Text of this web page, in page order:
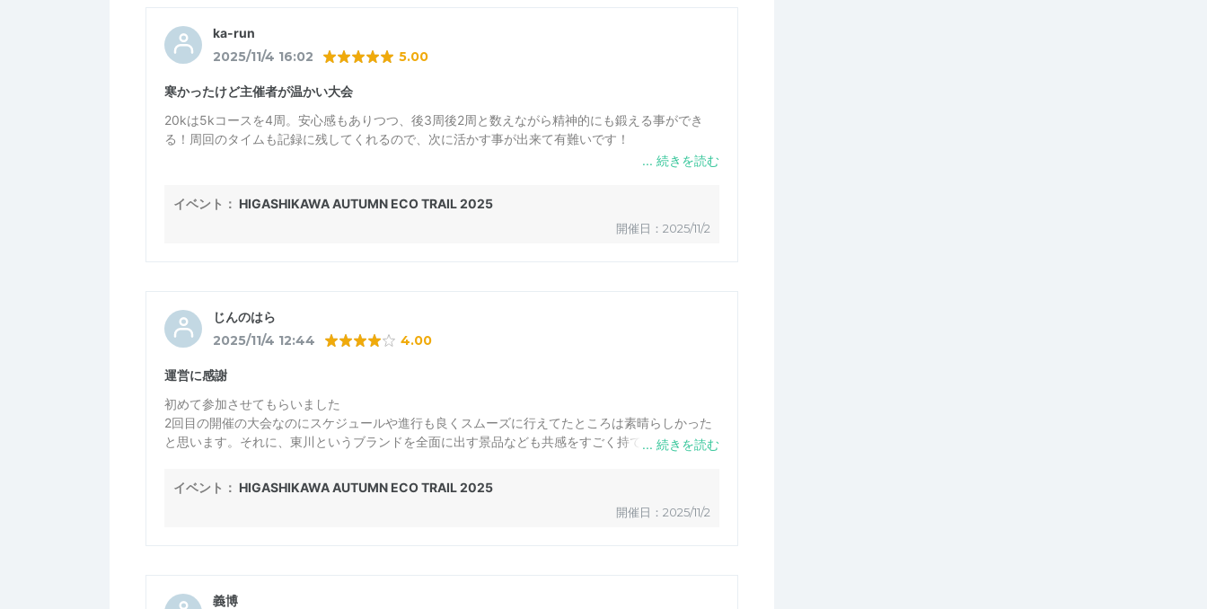
ka-run
2025/11/4 16:02 5.00
寒かったけど主催者が温かい大会
20kは5kコースを4周。安心感もありつつ、後3周後2周と数えながら精神的にも鍛える事ができ
る！周回のタイムも記録に残してくれるので、次に活かす事が出来て有難いです！
イベント： HIGASHIKAWA AUTUMN ECO TRAIL 2025
開催日：2025/11/2
じんのはら
2025/11/4 12:44 4.00
運営に感謝
初めて参加させてもらいました
2回目の開催の大会なのにスケジュールや進行も良くスムーズに行えてたところは素晴らしかった
と思います。それに、東川というブランドを全面に出す景品なども共感をすごく持てました！
たです。しかし、コース上の誘導のスタッフが傘もさしてなかったりするスタッフが寒そうで気が
かりでした。風邪などひかないような対応がスタッフにも配慮できていたらもっと今後も楽しいイ
ベントになるのではないかと思います。子供の景品がおおかったり、年代別に表彰するのもすごく
お疲れ様でした！
イベント： HIGASHIKAWA AUTUMN ECO TRAIL 2025
開催日：2025/11/2
義博